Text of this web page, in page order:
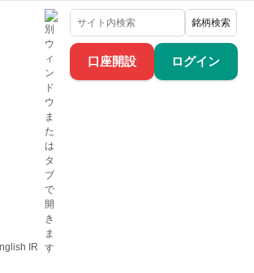
口座開設 ログイン
IR
銘柄検索